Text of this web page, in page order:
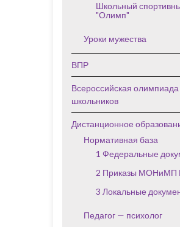
Школьный
"Олимп"
Уроки мужества
ВПР
Всероссийская олимпиада
школьников
Дистанционное
Нормативная база
1 Федеральные
2 Приказы МОНиМП
3 Локальные
Педагог — психолог